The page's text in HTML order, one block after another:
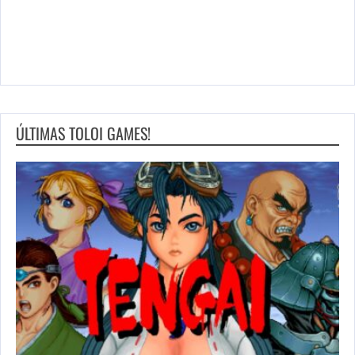
ÚLTIMAS TOLOI GAMES!